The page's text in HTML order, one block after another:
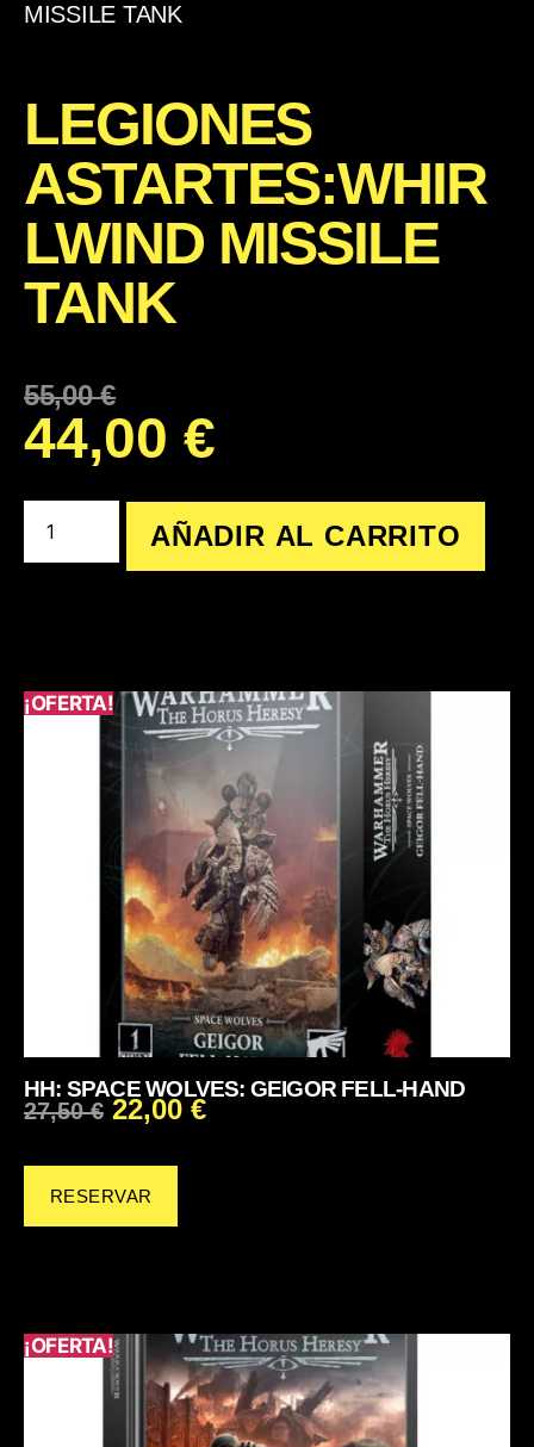
MISSILE TANK
LEGIONES
ASTARTES:WHIR
LWIND MISSILE
TANK
55,00€
44,00 €
AÑADIR AL CARRITO
¡OFERTA!
HH: SPACE WOLVES: GEIGOR FELL-HAND
27,50€ 22,00 €
RESERVAR
¡OFERTA!